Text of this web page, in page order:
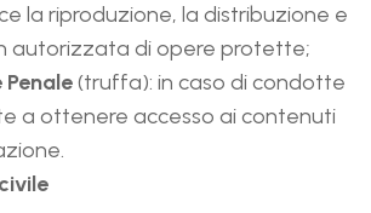
la riproduzione, la distribuzione e
autorizzata di opere protette;
(truffa): in caso di condotte
a ottenere accesso ai contenuti